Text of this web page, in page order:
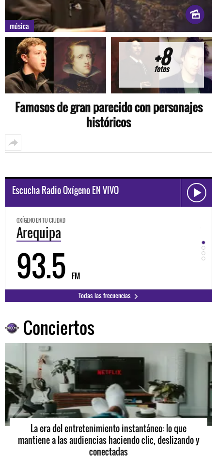
música
+8
fotos
Famosos de gran parecido con personajes
históricos
Escucha Radio Oxígeno EN VIVO
OXÍGENO EN TU CIUDAD
Trujillo
98.3
Todas las frecuencias
Conciertos
La era del entretenimiento instantáneo: lo que
mantiene a las audiencias haciendo clic, deslizando y
conectadas